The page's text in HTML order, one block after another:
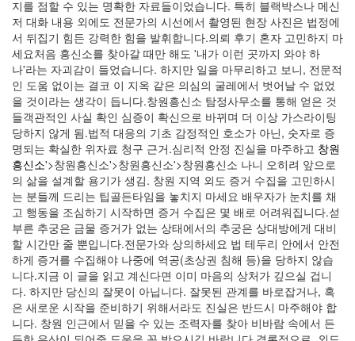
지를 점할 수 있는 명확한 자료들이었습니다. 특히 블랙박스나 메신
저 대화 내용 외에도 전문가의 시선에서 촬영된 현장 사진은 법정에
서 뒤집기 힘든 강력한 힘을 발휘합니다.​​의뢰 후기 혼자 고민하지 마
세요​처음 흥신소를 찾아갈 때만 해도 '내가 이런 곳까지 와야 하
나'라는 자괴감이 들었습니다. 하지만 일을 마무리하고 보니, 전문적
인 도움 없이는 결코 이 지옥 같은 의심의 굴레에서 벗어날 수 없었
을 것이라는 생각이 듭니다.​창원흥신소 탐정사무소를 통해 얻은 것
들​객관적인 사실 확인 심증이 확신으로 바뀌며 더 이상 가스라이팅
당하지 않게 됨.​법적 대응의 기초 감정적인 호소가 아닌, 숫자로 증
명되는 확실한 위자료 청구 근거.​심리적 안정 진실을 마주하고 창원
흥신소'>창원흥신소'>창원흥신소'>창원흥신소 나니 오히려 앞으로
의 삶을 설계할 용기가 생김.​ 창원 지역 외도 증거 수집을 고민하시
는 분들께 드리는 팁​골든타임을 놓치지 마세요 배우자가 눈치를 채
고 행동을 조심하기 시작하면 증거 수집은 몇 배로 어려워집니다.​섣
부른 추궁은 금물 증거가 없는 상태에서의 추궁은 상대방에게 대비
할 시간만 줄 뿐입니다.​전문가와 상의하세요 법 테두리 안에서 안전
하게 증거를 수집해야 나중에 역공(초상권 침해 등)을 당하지 않습
니다.​지금 이 글을 읽고 계신다면 이미 마음의 상처가 깊으실 겁니
다. 하지만 당신의 잘못이 아닙니다. 잘못된 관계를 바로잡거나, 혹
은 새로운 시작을 준비하기 위해서라도 진실은 반드시 마주해야 합
니다. 창원 인근에서 믿을 수 있는 조력자를 찾아 비바람 속에서 든